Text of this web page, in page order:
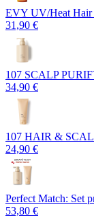
EVY UV/Heat Hair
31,90 €
107 SCALP
34,90 €
107 HAIR &
24,90 €
Perfect Match: Set
53,80 €